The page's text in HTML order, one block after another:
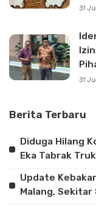
31
31
Berita Terbaru
Diduga Hilang
Eka Tabrak
Update
Malang,